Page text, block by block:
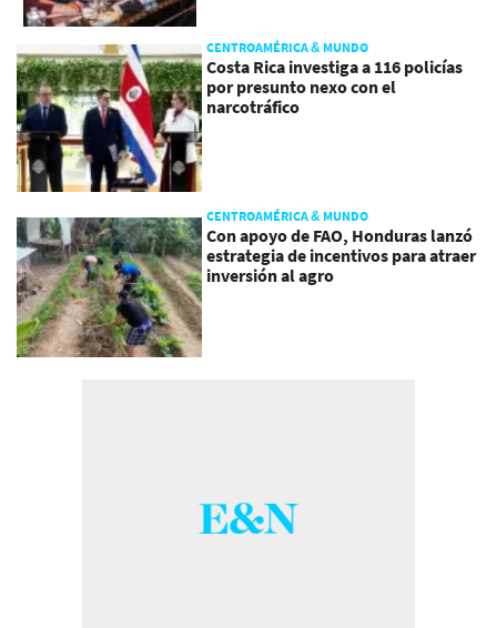
CENTROAMÉRICA & MUNDO
Costa Rica investiga a 116 policías
por presunto nexo con el
narcotráfico
CENTROAMÉRICA & MUNDO
Con apoyo de FAO, Honduras lanzó
estrategia de incentivos para atraer
inversión al agro